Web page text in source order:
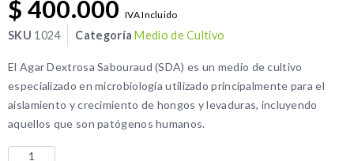
$ 400.000 IVA Incluido
SKU 1024 Categoría Medio de Cultivo
El Agar Dextrosa Sabouraud (SDA) es un medio de cultivo
especializado en microbiología utilizado principalmente para el
aislamiento y crecimiento de hongos y levaduras, incluyendo
aquellos que son patógenos humanos.